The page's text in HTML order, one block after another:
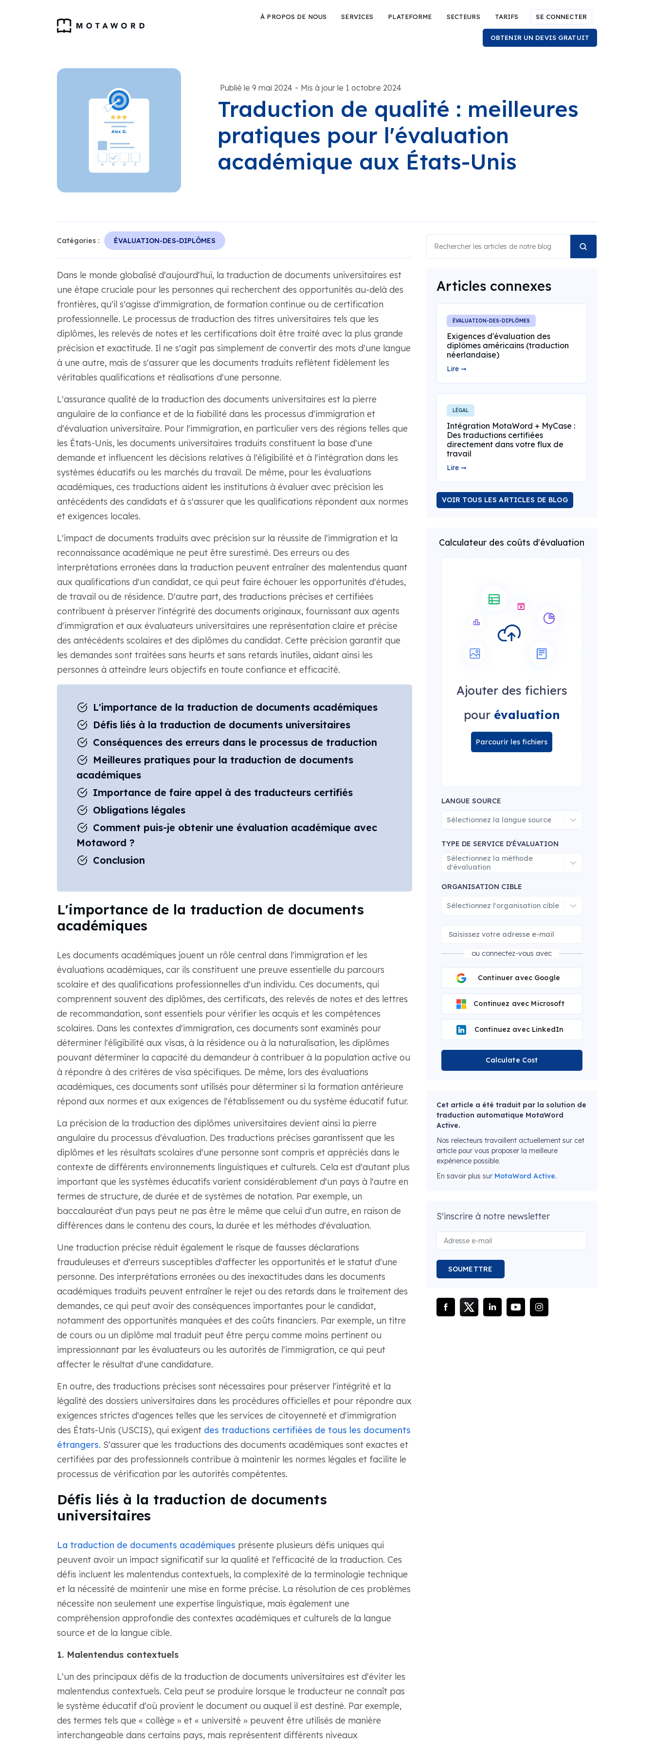
À PROPOS DE NOUS SERVICES PLATEFORME SECTEURS TARIFS SE CONNECTER
OBTENIR UN DEVIS GRATUIT
Publié le 9 mai 2024 - Mis à jour le 1 octobre 2024
Traduction de qualité : meilleures
pratiques pour l'évaluation
académique aux États-Unis
Catégories : ÉVALUATION-DES-DIPLÔMES
Dans le monde globalisé d'aujourd'hui, la traduction de documents universitaires est
une étape cruciale pour les personnes qui recherchent des opportunités au-delà des
frontières, qu'il s'agisse d'immigration, de formation continue ou de certification
professionnelle. Le processus de traduction des titres universitaires tels que les
diplômes, les relevés de notes et les certifications doit être traité avec la plus grande
précision et exactitude. Il ne s'agit pas simplement de convertir des mots d'une langue
à une autre, mais de s'assurer que les documents traduits reflètent fidèlement les
véritables qualifications et réalisations d'une personne.
L'assurance qualité de la traduction des documents universitaires est la pierre
angulaire de la confiance et de la fiabilité dans les processus d'immigration et
d'évaluation universitaire. Pour l'immigration, en particulier vers des régions telles que
les États-Unis, les documents universitaires traduits constituent la base d'une
demande et influencent les décisions relatives à l'éligibilité et à l'intégration dans les
systèmes éducatifs ou les marchés du travail. De même, pour les évaluations
académiques, ces traductions aident les institutions à évaluer avec précision les
antécédents des candidats et à s'assurer que les qualifications répondent aux normes
et exigences locales.
L'impact de documents traduits avec précision sur la réussite de l'immigration et la
reconnaissance académique ne peut être surestimé. Des erreurs ou des
interprétations erronées dans la traduction peuvent entraîner des malentendus quant
aux qualifications d'un candidat, ce qui peut faire échouer les opportunités d'études,
de travail ou de résidence. D'autre part, des traductions précises et certifiées
contribuent à préserver l'intégrité des documents originaux, fournissant aux agents
d'immigration et aux évaluateurs universitaires une représentation claire et précise
des antécédents scolaires et des diplômes du candidat. Cette précision garantit que
les demandes sont traitées sans heurts et sans retards inutiles, aidant ainsi les
personnes à atteindre leurs objectifs en toute confiance et efficacité.
L'importance de la traduction de documents académiques
Défis liés à la traduction de documents universitaires
Conséquences des erreurs dans le processus de traduction
Meilleures pratiques pour la traduction de documents
académiques
Importance de faire appel à des traducteurs certifiés
Obligations légales
Comment puis-je obtenir une évaluation académique avec
Motaword ?
Conclusion
L'importance de la traduction de documents
académiques
Les documents académiques jouent un rôle central dans l'immigration et les
évaluations académiques, car ils constituent une preuve essentielle du parcours
scolaire et des qualifications professionnelles d'un individu. Ces documents, qui
comprennent souvent des diplômes, des certificats, des relevés de notes et des lettres
de recommandation, sont essentiels pour vérifier les acquis et les compétences
scolaires. Dans les contextes d'immigration, ces documents sont examinés pour
déterminer l'éligibilité aux visas, à la résidence ou à la naturalisation, les diplômes
pouvant déterminer la capacité du demandeur à contribuer à la population active ou
à répondre à des critères de visa spécifiques. De même, lors des évaluations
académiques, ces documents sont utilisés pour déterminer si la formation antérieure
répond aux normes et aux exigences de l'établissement ou du système éducatif futur.
La précision de la traduction des diplômes universitaires devient ainsi la pierre
angulaire du processus d'évaluation. Des traductions précises garantissent que les
diplômes et les résultats scolaires d'une personne sont compris et appréciés dans le
contexte de différents environnements linguistiques et culturels. Cela est d'autant plus
important que les systèmes éducatifs varient considérablement d'un pays à l'autre en
termes de structure, de durée et de systèmes de notation. Par exemple, un
baccalauréat d'un pays peut ne pas être le même que celui d'un autre, en raison de
différences dans le contenu des cours, la durée et les méthodes d'évaluation.
Une traduction précise réduit également le risque de fausses déclarations
frauduleuses et d'erreurs susceptibles d'affecter les opportunités et le statut d'une
personne. Des interprétations erronées ou des inexactitudes dans les documents
académiques traduits peuvent entraîner le rejet ou des retards dans le traitement des
demandes, ce qui peut avoir des conséquences importantes pour le candidat,
notamment des opportunités manquées et des coûts financiers. Par exemple, un titre
de cours ou un diplôme mal traduit peut être perçu comme moins pertinent ou
impressionnant par les évaluateurs ou les autorités de l'immigration, ce qui peut
affecter le résultat d'une candidature.
En outre, des traductions précises sont nécessaires pour préserver l'intégrité et la
légalité des dossiers universitaires dans les procédures officielles et pour répondre aux
exigences strictes d'agences telles que les services de citoyenneté et d'immigration
des États-Unis (USCIS), qui exigent des traductions certifiées de tous les documents
étrangers. S'assurer que les traductions des documents académiques sont exactes et
certifiées par des professionnels contribue à maintenir les normes légales et facilite le
processus de vérification par les autorités compétentes.
Défis liés à la traduction de documents
universitaires
La traduction de documents académiques présente plusieurs défis uniques qui
peuvent avoir un impact significatif sur la qualité et l'efficacité de la traduction. Ces
défis incluent les malentendus contextuels, la complexité de la terminologie technique
et la nécessité de maintenir une mise en forme précise. La résolution de ces problèmes
nécessite non seulement une expertise linguistique, mais également une
compréhension approfondie des contextes académiques et culturels de la langue
source et de la langue cible.
1. Malentendus contextuels
L'un des principaux défis de la traduction de documents universitaires est d'éviter les
malentendus contextuels. Cela peut se produire lorsque le traducteur ne connaît pas
le système éducatif d'où provient le document ou auquel il est destiné. Par exemple,
des termes tels que « collège » et « université » peuvent être utilisés de manière
interchangeable dans certains pays, mais représentent différents niveaux
Articles connexes
ÉVALUATION-DES-DIPLÔMES
Exigences d'évaluation des
diplômes américains (traduction
néerlandaise)
Lire ➞
LÉGAL
Intégration MotaWord + MyCase :
Des traductions certifiées
directement dans votre flux de
travail
Lire ➞
VOIR TOUS LES ARTICLES DE BLOG
Calculateur des coûts d'évaluation
Ajouter des fichiers
pour évaluation
Parcourir les fichiers
LANGUE SOURCE
Sélectionnez la langue source
TYPE DE SERVICE D'ÉVALUATION
Sélectionnez la méthode
d'évaluation
ORGANISATION CIBLE
Sélectionnez l'organisation cible
ou connectez-vous avec
Continuer avec Google
Continuez avec Microsoft
Continuez avec LinkedIn
Calculate Cost
Cet article a été traduit par la solution de
traduction automatique MotaWord
Active.
Nos relecteurs travaillent actuellement sur cet
article pour vous proposer la meilleure
expérience possible.
En savoir plus sur MotaWord Active.
S'inscrire à notre newsletter
SOUMETTRE